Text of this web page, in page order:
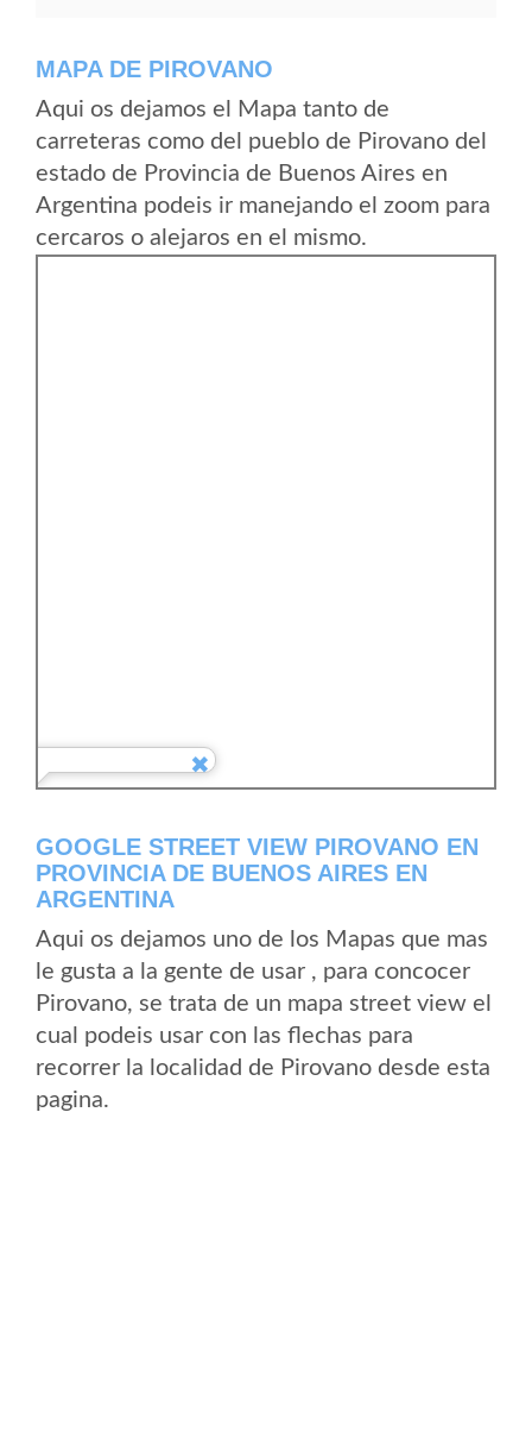
MAPA DE PIROVANO
Aqui os dejamos el Mapa tanto de
carreteras como del pueblo de Pirovano del
estado de Provincia de Buenos Aires en
Argentina podeis ir manejando el zoom para
cercaros o alejaros en el mismo.
GOOGLE STREET VIEW PIROVANO EN
PROVINCIA DE BUENOS AIRES EN
ARGENTINA
Aqui os dejamos uno de los Mapas que mas
le gusta a la gente de usar , para concocer
Pirovano, se trata de un mapa street view el
cual podeis usar con las flechas para
recorrer la localidad de Pirovano desde esta
pagina.